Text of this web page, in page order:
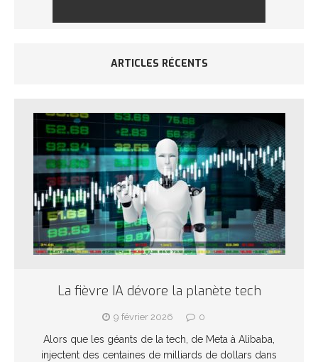
ARTICLES RÉCENTS
La fièvre IA dévore la planète tech
9 février 2026 0
Alors que les géants de la tech, de Meta à Alibaba,
injectent des centaines de milliards de dollars dans